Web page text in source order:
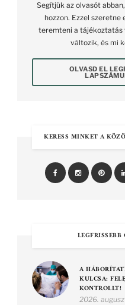
Segítjük az olvasót
hozzon. Ezzel szeretne
teremteni a tájékoztatás
változik, és mi
OLVASD EL
KERESS MINKET A
A
KULCSA:
KONTROLLT!
2026.